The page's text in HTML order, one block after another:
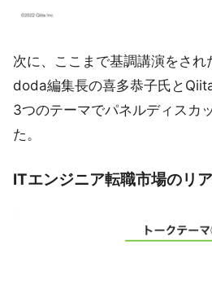
次に、ここまで基調講演をされ
doda編集長の喜多恭子氏と
3つのテーマでパネルディスカ
た。
ITエンジニア転職市場のリ